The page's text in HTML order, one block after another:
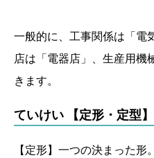
一般的に、工事関係は「電
店は「電器店」、生産用機
きます。
ていけい 【定形・定型
【定形】一つの決まった形。